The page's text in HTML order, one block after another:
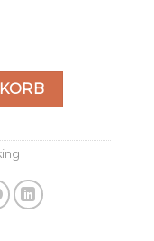
Course Menge